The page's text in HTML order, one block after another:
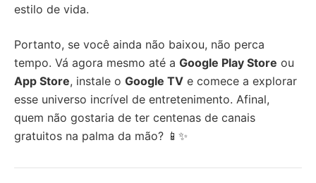
estilo de vida.
Portanto, se você ainda não baixou, não perca
tempo. Vá agora mesmo até a Google Play Store ou
App Store, instale o Google TV e comece a explorar
esse universo incrível de entretenimento. Afinal,
quem não gostaria de ter centenas de canais
gratuitos na palma da mão? 📱✨